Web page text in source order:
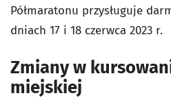
Półmaratonu przysługuje
dniach 17 i 18 czerwca 2023 r.
Zmiany w
miejskiej